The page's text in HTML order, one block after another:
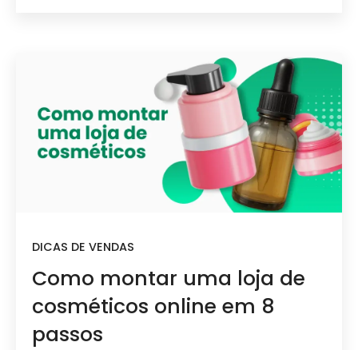
DICAS DE VENDAS
Como montar uma loja de
cosméticos online em 8
passos